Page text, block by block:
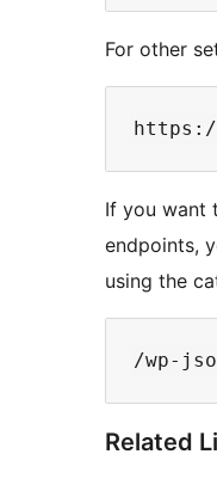
For other
If you want
endpoints,
using the
Related